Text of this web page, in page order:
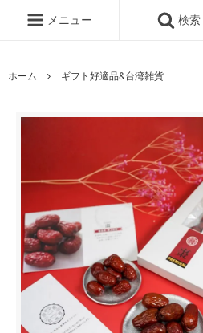
メニュー 検索
ホーム ギフト好適品&台湾雑貨